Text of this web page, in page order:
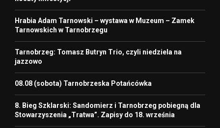
Hrabia Adam Tarnowski – wystawa w Muzeum – Zamek
Tarnowskich w Tarnobrzegu
Tarnobrzeg: Tomasz Butryn Trio, czyli niedziela na
jazzowo
08.08 (sobota) Tarnobrzeska Potańcówka
8. Bieg Szklarski: Sandomierz i Tarnobrzeg pobiegną dla
Stowarzyszenia „Tratwa”. Zapisy do 18. września